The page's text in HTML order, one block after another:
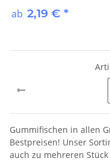
ab 2,19 € *
Gummifischen in allen
Bestpreisen! Unser
auch zu mehreren Stück